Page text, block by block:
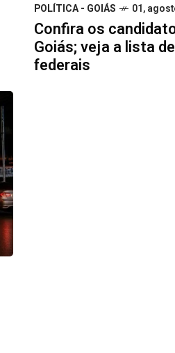
POLÍTICA - GOIÁS 01,
Confira os
Goiás; veja a lista
federais